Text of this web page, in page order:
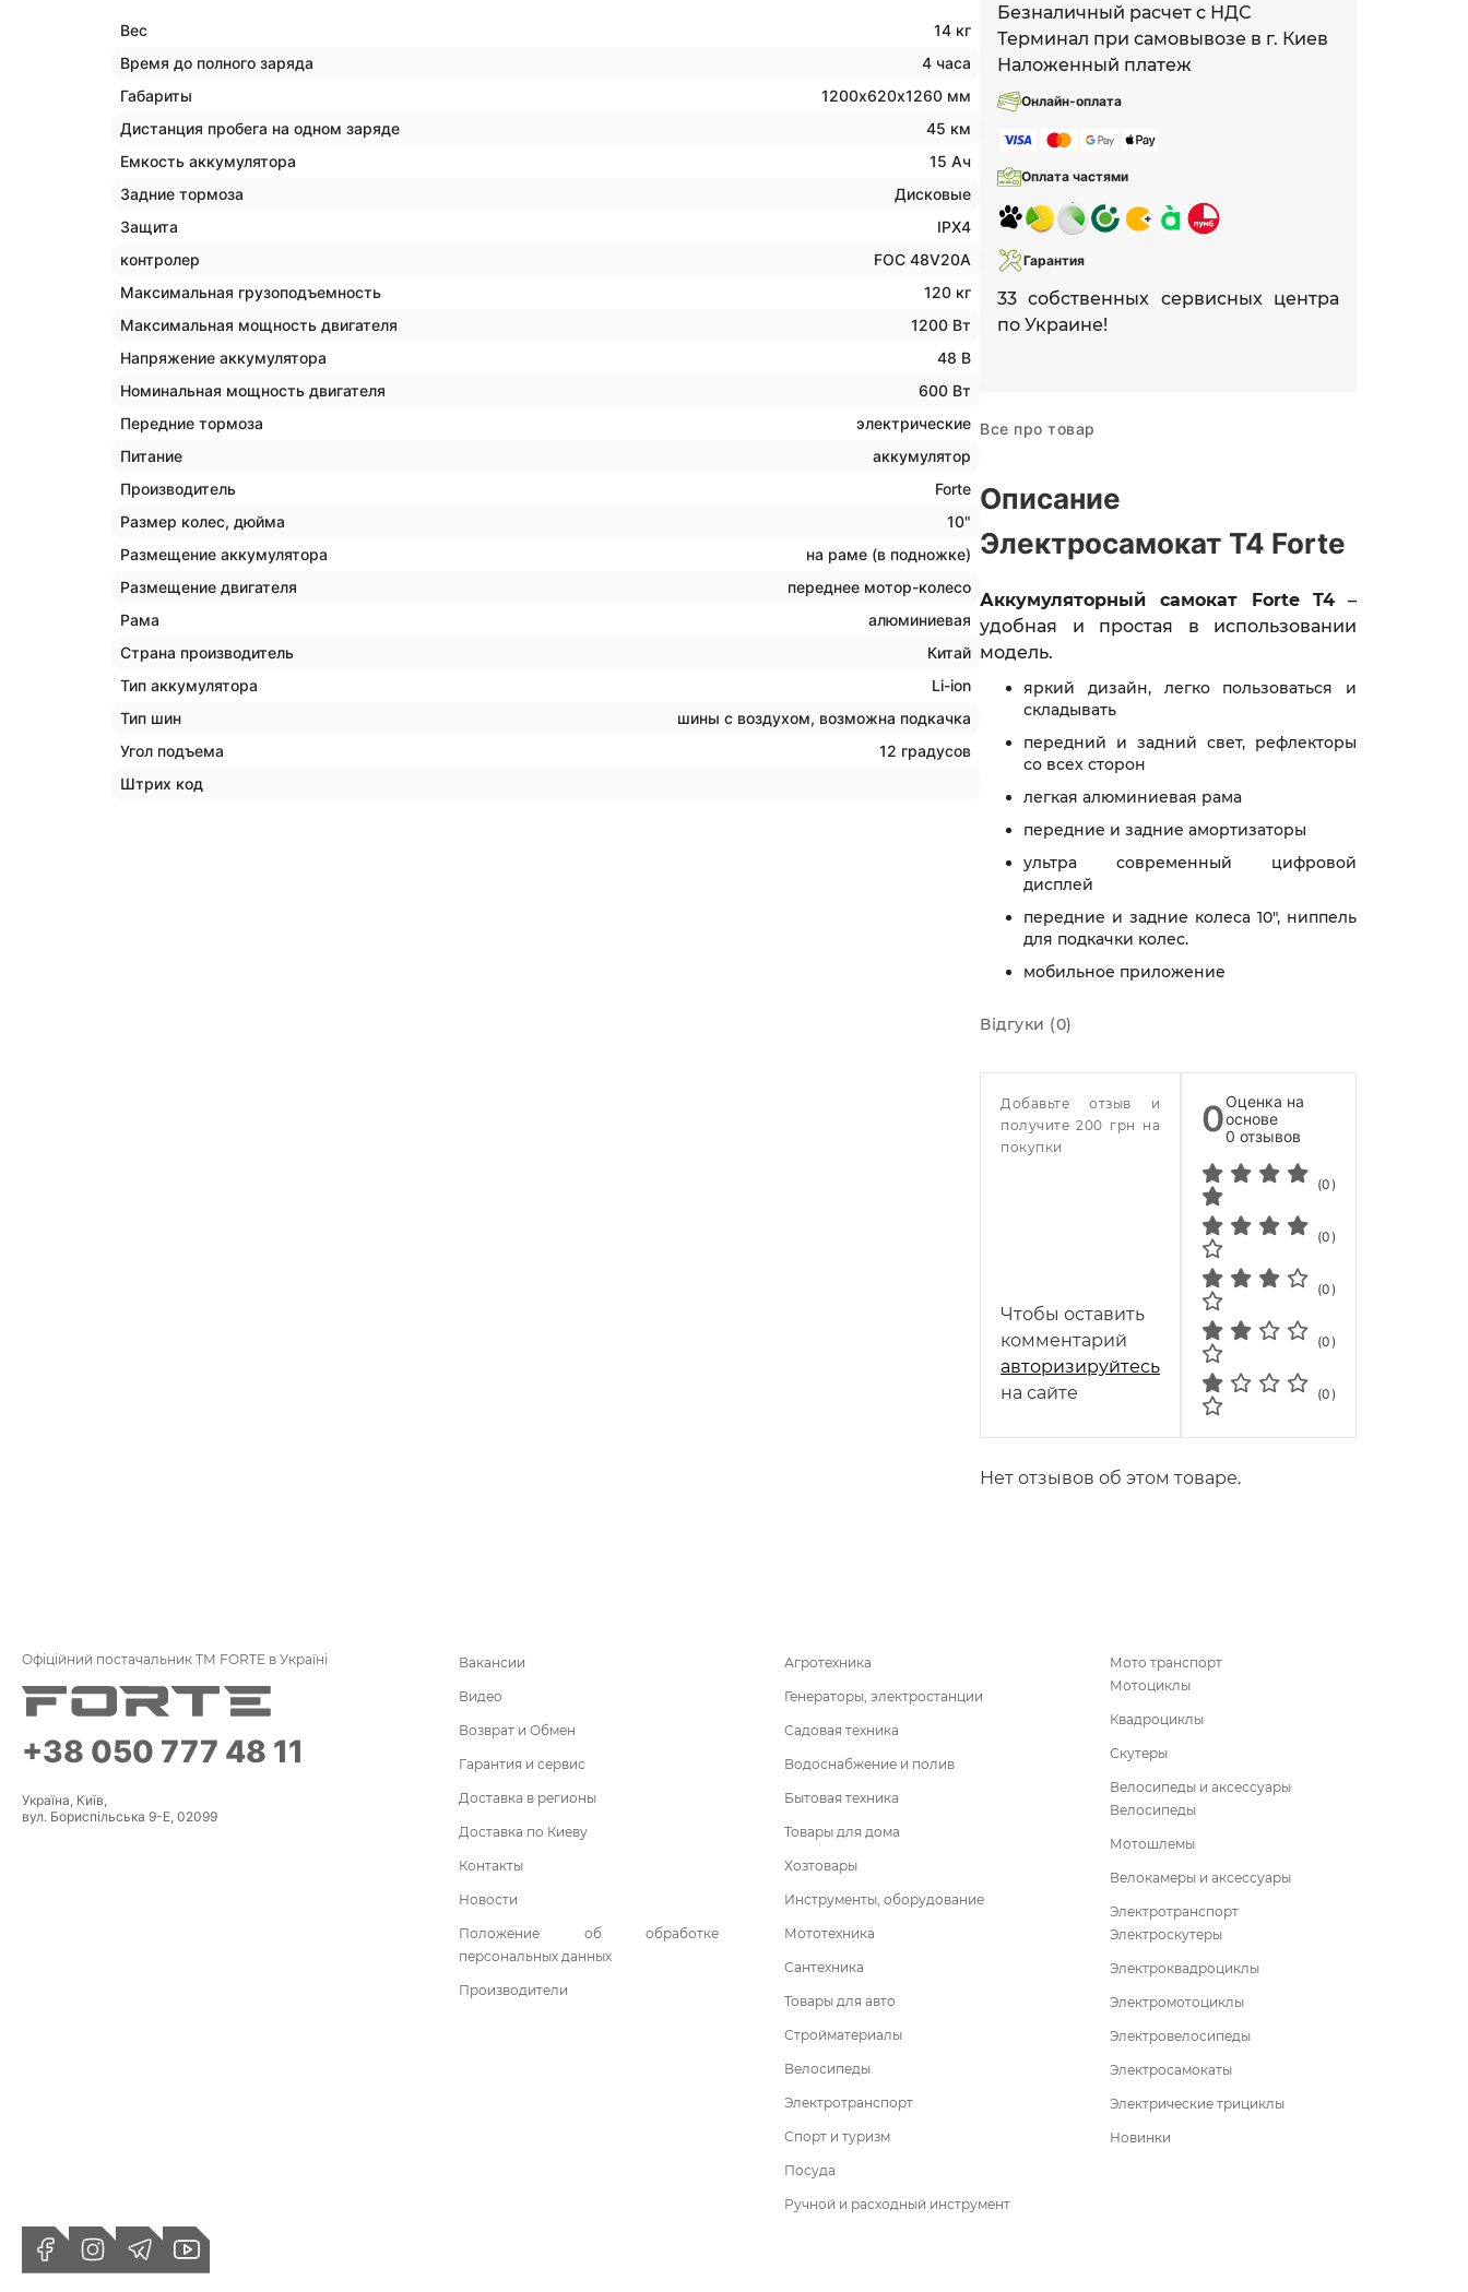
Вес
14 кг
Время до полного заряда
4 часа
Габариты
1200х620х1260 мм
Дистанция пробега на одном заряде
45 км
Емкость аккумулятора
15 Ач
Задние тормоза
Дисковые
Защита
IPX4
контролер
FOC 48V20A
Максимальная грузоподъемность
120 кг
Максимальная мощность двигателя
1200 Вт
Напряжение аккумулятора
48 В
Номинальная мощность двигателя
600 Вт
Передние тормоза
электрические
Питание
аккумулятор
Производитель
Forte
Размер колес, дюйма
10"
Размещение аккумулятора
на раме (в подножке)
Размещение двигателя
переднее мотор-колесо
Рама
алюминиевая
Страна производитель
Китай
Тип аккумулятора
Li-ion
Тип шин
шины с воздухом, возможна подкачка
Угол подъема
12 градусов
Штрих код
Безналичный расчет с НДС
Терминал при самовывозе в г. Киев
Наложенный платеж
Онлайн-оплата
Оплата частями
Гарантия
33 собственных сервисных центра
по Украине!
Все про товар
Описание
Электросамокат T4 Forte
Аккумуляторный самокат Forte T4 –
удобная и простая в использовании
модель.
яркий дизайн, легко пользоваться и
складывать
передний и задний свет, рефлекторы
со всех сторон
легкая алюминиевая рама
передние и задние амортизаторы
ультра современный цифровой
дисплей
передние и задние колеса 10", ниппель
для подкачки колес.
мобильное приложение
Відгуки (0)
Добавьте отзыв и
получите 200 грн на
покупки
Чтобы оставить
комментарий
авторизируйтесь
на сайте
0Оценка на
основе
0 отзывов
(0)
(0)
(0)
(0)
(0)
Нет отзывов об этом товаре.
Офіційний постачальник ТМ FORTE в Україні
+38 050 777 48 11
Україна, Київ,
вул. Бориспільська 9-Е, 02099
Вакансии
Видео
Возврат и Обмен
Гарантия и сервис
Доставка в регионы
Доставка по Киеву
Контакты
Новости
Положение об обработке
персональных данных
Производители
Агротехника
Генераторы, электростанции
Садовая техника
Водоснабжение и полив
Бытовая техника
Товары для дома
Хозтовары
Инструменты, оборудование
Мототехника
Сантехника
Товары для авто
Стройматериалы
Велосипеды
Электротранспорт
Спорт и туризм
Посуда
Ручной и расходный инструмент
Мото транспорт
Мотоциклы
Квадроциклы
Скутеры
Велосипеды и аксессуары
Велосипеды
Мотошлемы
Велокамеры и аксессуары
Электротранспорт
Электроскутеры
Электроквадроциклы
Электромотоциклы
Электровелосипеды
Электросамокаты
Электрические трициклы
Новинки